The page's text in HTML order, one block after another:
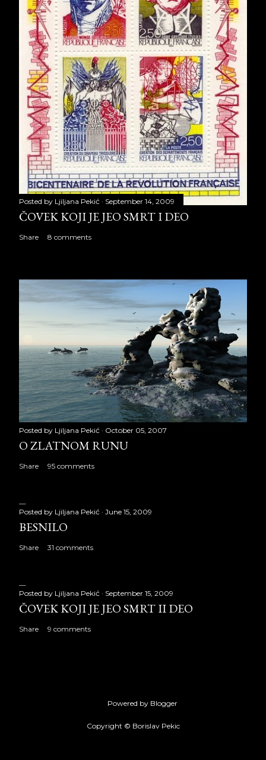
Posted by Ljiljana Pekić September 14, 2009
ČOVEK KOJI JE JEO SMRT I DEO
Share 8 comments
Posted by Ljiljana Pekić October 05, 2007
O ZLATNOM RUNU
Share 95 comments
Posted by Ljiljana Pekić June 15, 2009
BESNILO
Share 31 comments
Posted by Ljiljana Pekić September 15, 2009
ČOVEK KOJI JE JEO SMRT II DEO
Share 9 comments
Powered by Blogger
Copyright © Borislav Pekic